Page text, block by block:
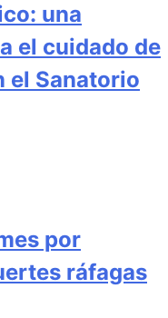
una
el cuidado de
el Sanatorio
por
ráfagas